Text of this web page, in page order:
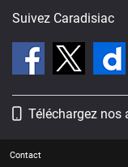
Suivez Caradisiac
Téléchargez
Contact